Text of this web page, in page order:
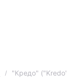
"Кредо" ("Kredo")